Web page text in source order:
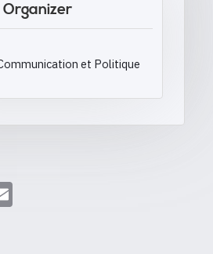
Organizer
et Politique